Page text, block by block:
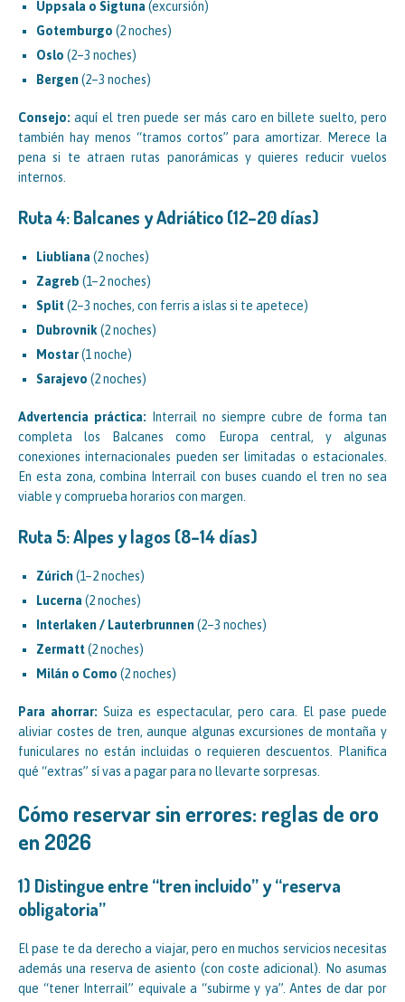
Uppsala o Sigtuna (excursión)
Gotemburgo (2 noches)
Oslo (2–3 noches)
Bergen(2–3 noches)
Consejo: aquí el tren puede ser más caro en billete suelto, pero
también hay menos “tramos cortos” para amortizar. Merece la
pena si te atraen rutas panorámicas y quieres reducir vuelos
internos.
Ruta 4: Balcanes y Adriático (12–20 días)
Liubliana (2 noches)
Zagreb (1–2 noches)
Split(2–3 noches, con ferris a islas si te apetece)
Dubrovnik (2 noches)
Mostar(1 noche)
Sarajevo (2 noches)
Advertencia práctica: Interrail no siempre cubre de forma tan
completa los Balcanes como Europa central, y algunas
conexiones internacionales pueden ser limitadas o estacionales.
En esta zona, combina Interrail con buses cuando el tren no sea
viable y comprueba horarios con margen.
Ruta 5: Alpes y lagos (8–14 días)
Zúrich(1–2 noches)
Lucerna (2 noches)
Interlaken / Lauterbrunnen(2–3 noches)
Zermatt(2 noches)
Milán o Como (2 noches)
Para ahorrar: Suiza es espectacular, pero cara. El pase puede
aliviar costes de tren, aunque algunas excursiones de montaña y
funiculares no están incluidas o requieren descuentos. Planifica
qué “extras” sí vas a pagar para no llevarte sorpresas.
Cómo reservar sin errores: reglas de oro
en 2026
1) Distingue entre “tren incluido” y “reserva
obligatoria”
El pase te da derecho a viajar, pero en muchos servicios necesitas
además una reserva de asiento (con coste adicional). No asumas
que “tener Interrail” equivale a “subirme y ya”. Antes de dar por